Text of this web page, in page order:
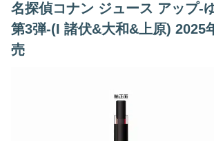
名探偵コナン ジュース アップ-
第3弾-(I 諸伏&大和&上原) 2025
売